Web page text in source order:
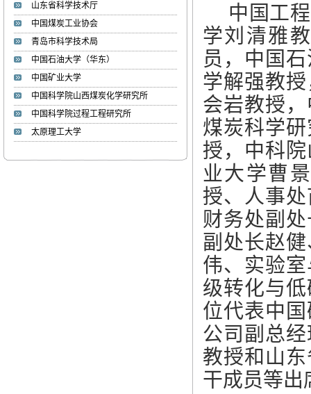
李湘萍
李 湘 萍 1985年生，博士、
学术教授、...
张文睿
张 文 睿 1986年，博士、副
教授、硕士生...
山东省科学技术厅
中国煤炭工业协会
青岛市科学技术局
中国石油大学（华东）
中国矿业大学
中国科学院山西煤炭化学研究所
中国科学院过程工程研究所
太原理工大学
中国工
学刘清雅
员，中国
学解强教
会岩教授
煤炭科学
授，中科
业大学曹
授、人事
财务处副
副处长赵
伟、实验
级转化与
位代表中
公司副总
教授和山
干成员等出